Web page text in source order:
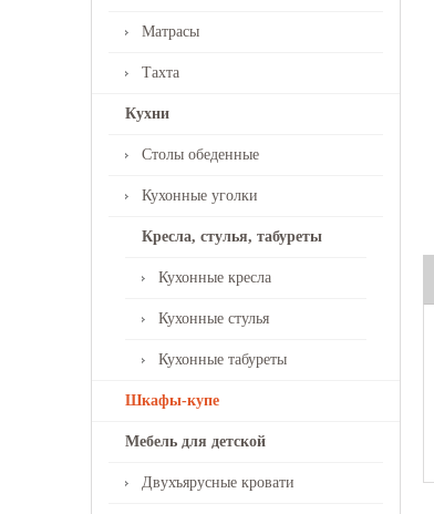
Матрасы
Тахта
Кухни
Столы обеденные
Кухонные уголки
Кресла, стулья, табуреты
Кухонные кресла
Кухонные стулья
Кухонные табуреты
Шкафы-купе
Мебель для детской
Двухъярусные кровати